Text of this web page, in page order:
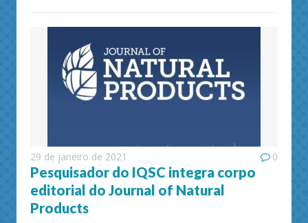
29 de janeiro de 2021 0
Pesquisador do IQSC integra corpo
editorial do Journal of Natural
Products